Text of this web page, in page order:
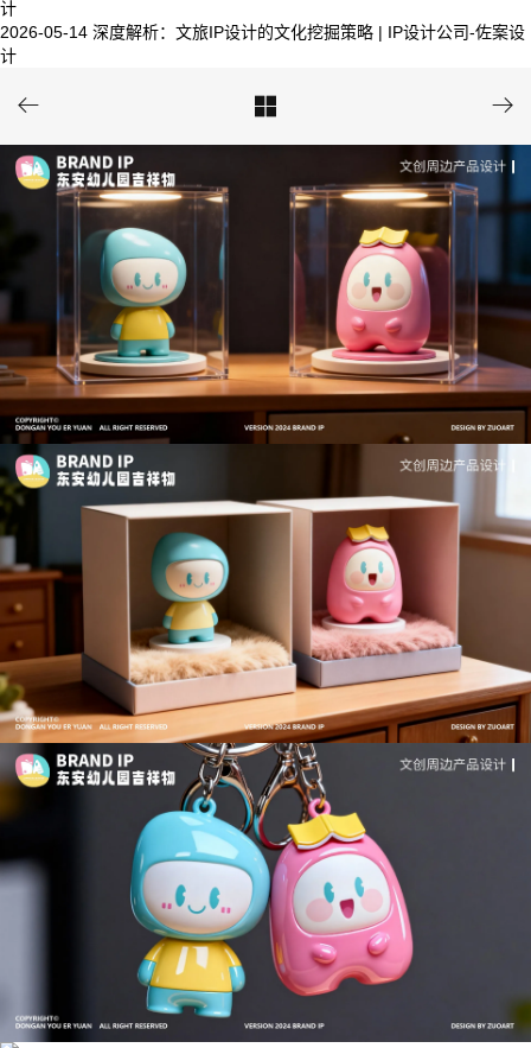
计
2026-05-14 深度解析：文旅IP设计的文化挖掘策略 | IP设计公司-佐案设
计
  